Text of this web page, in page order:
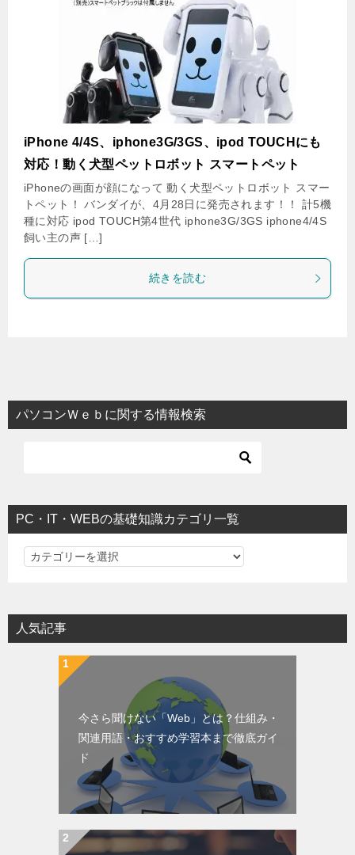
iPhone 4/4S、iphone3G/3GS、ipod TOUCHにも
対応！動く犬型ペットロボット スマートペット
iPhoneの画面が顔になって 動く犬型ペットロボット スマー
トペット！ バンダイが、4月28日に発売されます！！ 計5機
種に対応 ipod TOUCH第4世代 iphone3G/3GS iphone4/4S
飼い主の声 […]
続きを読む
パソコンＷｅｂに関する情報検索
PC・IT・WEBの基礎知識カテゴリ一覧
PC・IT・WEBの基礎知識カテゴリ一覧
人気記事
今さら聞けない「Web」とは？仕組み・
関連用語・おすすめ学習本まで徹底ガイ
ド